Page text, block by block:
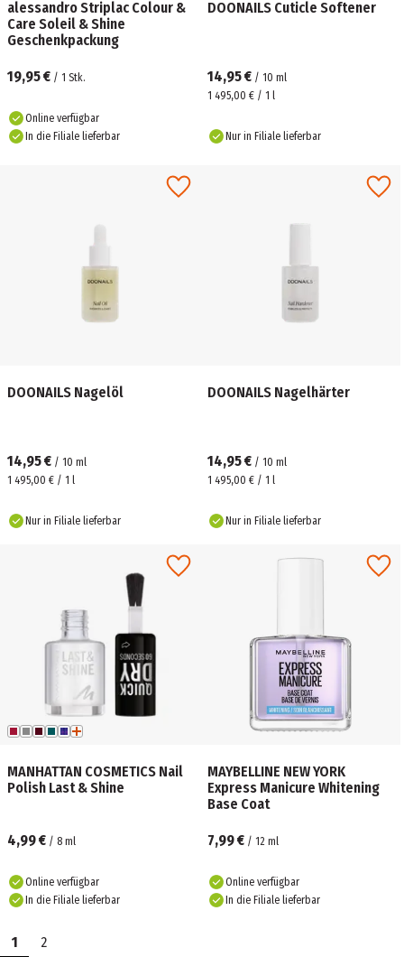
alessandro Striplac Colour &
Care Soleil & Shine
Geschenkpackung
19,95 € / 1 Stk.
Online verfügbar
In die Filiale lieferbar
DOONAILS Cuticle Softener
14,95 € / 10 ml
1 495,00 € / 1 l
Nur in Filiale lieferbar
DOONAILS Nagelöl
14,95 € / 10 ml
1 495,00 € / 1 l
Nur in Filiale lieferbar
DOONAILS Nagelhärter
14,95 € / 10 ml
1 495,00 € / 1 l
Nur in Filiale lieferbar
MANHATTAN COSMETICS Nail
Polish Last & Shine
4,99 € / 8 ml
Online verfügbar
In die Filiale lieferbar
MAYBELLINE NEW YORK
Express Manicure Whitening
Base Coat
7,99 € / 12 ml
Online verfügbar
In die Filiale lieferbar
1 2